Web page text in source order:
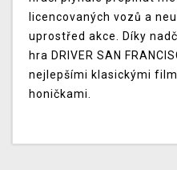
licencovaných vozů a
uprostřed akce. Díky
hra DRIVER SAN
nejlepšími klasickými
honičkami.